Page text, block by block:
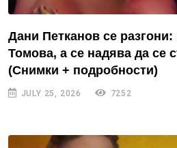
Дани Петканов се разгони:
Томова, а се надява да се
(Снимки + подробности)
JULY 25, 2026 7252